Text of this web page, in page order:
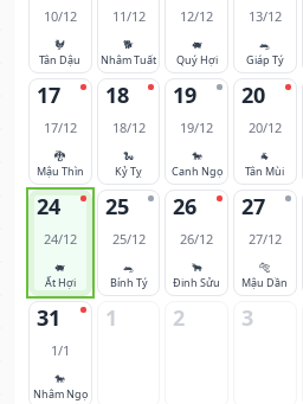
10/12
🐓
Tân Dậu
11/12
🐕
Nhâm Tuất
12/12
🐖
Quý Hợi
13/12
🐀
Giáp Tý
17
17/12
🐉
Mậu Thìn
18
18/12
🐍
Kỷ Tỵ
19
19/12
🐎
Canh Ngọ
20
20/12
🐐
Tân Mùi
24
24/12
🐖
Ất Hợi
25
25/12
🐀
Bính Tý
26
26/12
🐂
Đinh Sửu
27
27/12
🐅
Mậu Dần
31
1/1
🐎
Nhâm Ngọ
1 2 3